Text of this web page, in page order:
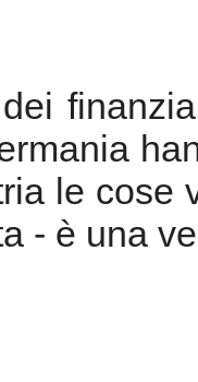
le cose
- è una